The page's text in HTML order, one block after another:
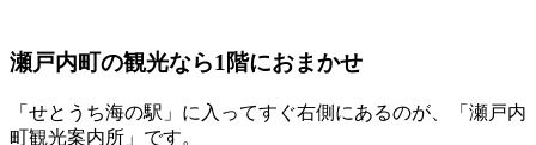
瀬戸内町の観光なら1階におまかせ
「せとうち海の駅」に入ってすぐ右側にあるのが、「瀬戸内
町観光案内所」です。